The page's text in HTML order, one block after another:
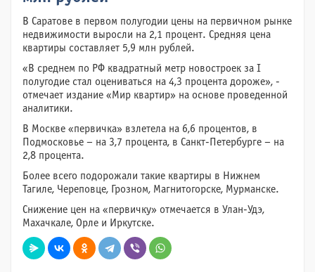
В Саратове в первом полугодии цены на первичном рынке
недвижимости выросли на 2,1 процент. Средняя цена
квартиры составляет 5,9 млн рублей.
«В среднем по РФ квадратный метр новостроек за I
полугодие стал оцениваться на 4,3 процента дороже», -
отмечает издание «Мир квартир» на основе проведенной
аналитики.
В Москве «первичка» взлетела на 6,6 процентов, в
Подмосковье – на 3,7 процента, в Санкт-Петербурге – на
2,8 процента.
Более всего подорожали такие квартиры в Нижнем
Тагиле, Череповце, Грозном, Магнитогорске, Мурманске.
Снижение цен на «первичку» отмечается в Улан-Удэ,
Махачкале, Орле и Иркутске.